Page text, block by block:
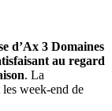
d’Ax 3 Domaines
au regard
. La
week-end de